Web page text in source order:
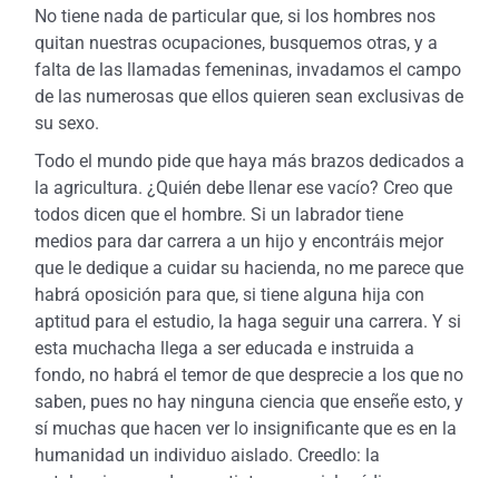
No tiene nada de particular que, si los hombres nos
quitan nuestras ocupaciones, busquemos otras, y a
falta de las llamadas femeninas, invadamos el campo
de las numerosas que ellos quieren sean exclusivas de
su sexo.
Todo el mundo pide que haya más brazos dedicados a
la agricultura. ¿Quién debe llenar ese vacío? Creo que
todos dicen que el hombre. Si un labrador tiene
medios para dar carrera a un hijo y encontráis mejor
que le dedique a cuidar su hacienda, no me parece que
habrá oposición para que, si tiene alguna hija con
aptitud para el estudio, la haga seguir una carrera. Y si
esta muchacha llega a ser educada e instruida a
fondo, no habrá el temor de que desprecie a los que no
saben, pues no hay ninguna ciencia que enseñe esto, y
sí muchas que hacen ver lo insignificante que es en la
humanidad un individuo aislado. Creedlo: la